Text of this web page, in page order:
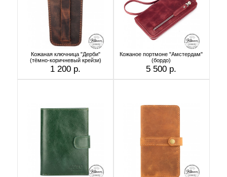
Кожаная ключница "Дерби"
(тёмно-коричневый крейзи)
1 200 р.
Кожаное портмоне "Амстердам"
(бордо)
5 500 р.